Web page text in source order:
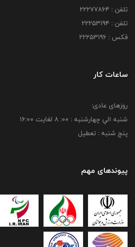
تلفن : 22277864
تلفن : 22253194
فکس : 22253196
ساعات کار
روزهای عادی:
شنبه الي چهارشنبه : 00: 8 لغايت 16:00
پنج شنبه : تعطیل
پیوندهای مهم